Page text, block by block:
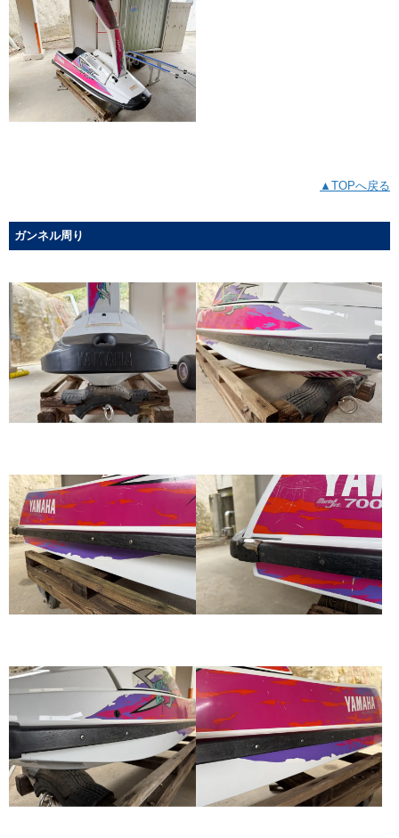
▲TOPへ戻る
ガンネル周り